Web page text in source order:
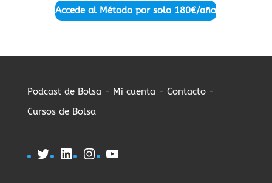
Accede al Método por solo 180€/año
Podcast de Bolsa - Mi cuenta - Contacto -
Cursos de Bolsa
TwitterLinkedIn
Instagram
YouTube